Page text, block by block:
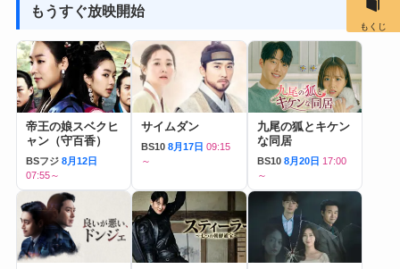
もうすぐ放映開始
帝王の娘スベクヒ
ャン（守百香）
BSフジ 8月12日
07:55～
サイムダン
BS10 8月17日 09:15
～
九尾の狐とキケン
な同居
BS10 8月20日 17:00
～
もくじ